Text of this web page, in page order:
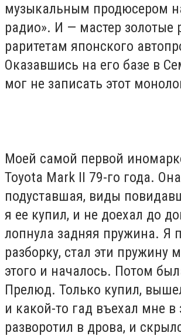
музыкальным продюсером
радио». И — мастер золотые
раритетам японского
Оказавшись на его базе в
мог не записать этот
Моей самой первой
Toyota Mark II 79-го года.
подуставшая, виды
я ее купил, и не доехал до
лопнула задняя пружина. Я
разборку, стал эти пружину
этого и началось. Потом
Прелюд. Только купил,
и какой-то гад въехал мне в
разворотил в дрова, и